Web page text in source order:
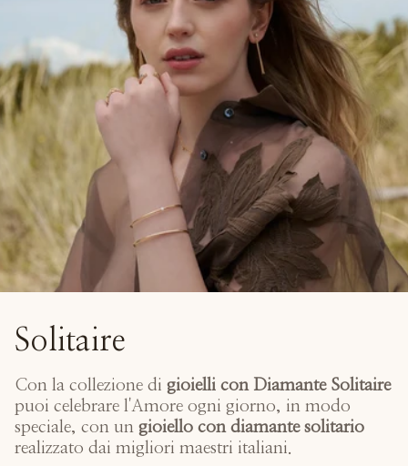
Solitaire
Con la collezione di gioielli con Diamante Solitaire
puoi celebrare l'Amore ogni giorno, in modo
speciale, con un gioiello con diamante solitario
realizzato dai migliori maestri italiani.